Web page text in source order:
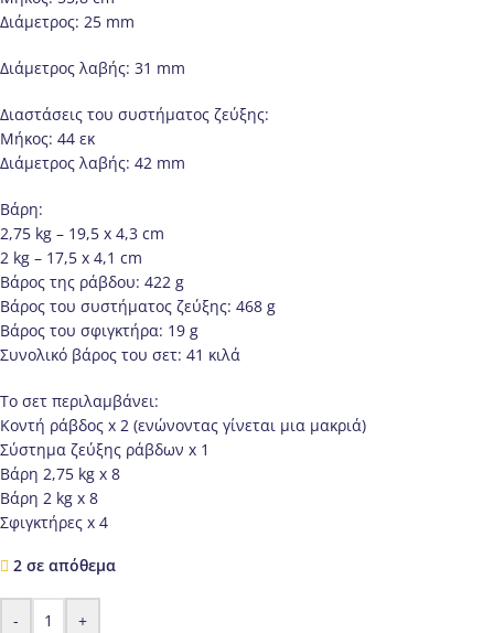
Διάμετρος: 25 mm
Διάμετρος λαβής: 31 mm
Διαστάσεις του συστήματος ζεύξης:
Μήκος: 44 εκ
Διάμετρος λαβής: 42 mm
Βάρη:
2,75 kg – 19,5 x 4,3 cm
2 kg – 17,5 x 4,1 cm
Βάρος της ράβδου: 422 g
Βάρος του συστήματος ζεύξης: 468 g
Βάρος του σφιγκτήρα: 19 g
Συνολικό βάρος του σετ: 41 κιλά
Το σετ περιλαμβάνει:
Κοντή ράβδος x 2 (ενώνοντας γίνεται μια μακριά)
Σύστημα ζεύξης ράβδων x 1
Βάρη 2,75 kg x 8
Βάρη 2 kg x 8
Σφιγκτήρες x 4
2 σε απόθεμα
- +